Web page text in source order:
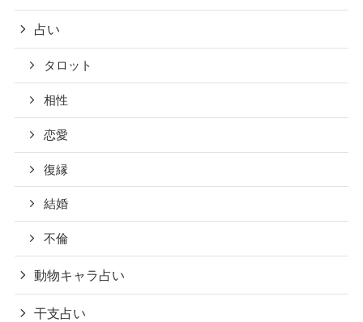
占い
タロット
相性
恋愛
復縁
結婚
不倫
動物キャラ占い
干支占い